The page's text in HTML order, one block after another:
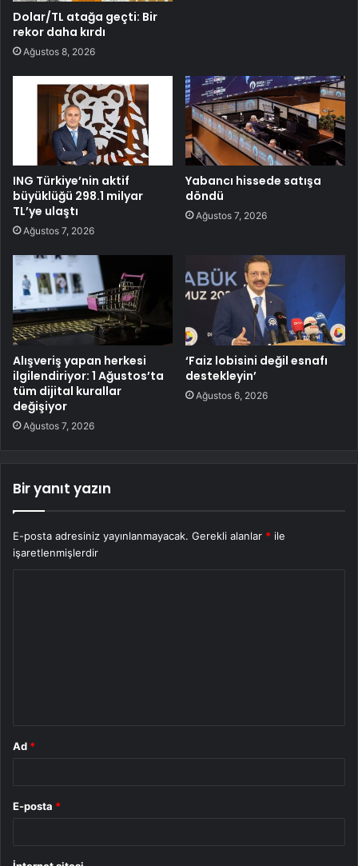
Dolar/TL atağa geçti: Bir
rekor daha kırdı
Ağustos 8, 2026
ING Türkiye’nin aktif
büyüklüğü 298.1 milyar
TL’ye ulaştı
Ağustos 7, 2026
Yabancı hissede satışa
döndü
Ağustos 7, 2026
Alışveriş yapan herkesi
ilgilendiriyor: 1 Ağustos’ta
tüm dijital kurallar
değişiyor
Ağustos 7, 2026
‘Faiz lobisini değil esnafı
destekleyin’
Ağustos 6, 2026
Bir yanıt yazın
E-posta adresiniz yayınlanmayacak. Gerekli alanlar * ile
işaretlenmişlerdir
Ad *
E-posta *